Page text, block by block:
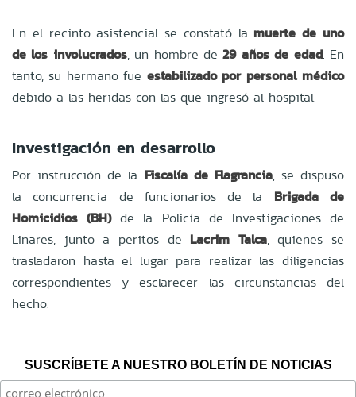
En el recinto asistencial se constató la muerte de uno
de los involucrados, un hombre de29 años de edad. En
tanto, su hermano fue estabilizado por personal médico
debido a las heridas con las que ingresó al hospital.
Investigación en desarrollo
Por instrucción de la Fiscalía de Flagrancia, se dispuso
la concurrencia de funcionarios de la Brigada de
Homicidios (BH)de la Policía de Investigaciones de
Linares, junto a peritos de Lacrim Talca, quienes se
trasladaron hasta el lugar para realizar las diligencias
correspondientes y esclarecer las circunstancias del
hecho.
SUSCRÍBETE A NUESTRO BOLETÍN DE NOTICIAS